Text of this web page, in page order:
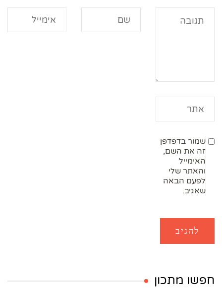
שמור בדפדפן
זה את השם,
האימייל
והאתר שלי
לפעם הבאה
שאגיב.
חפשו מתכון